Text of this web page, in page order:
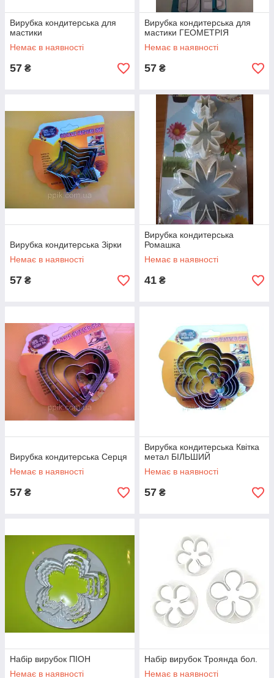
Вирубка кондитерська для
мастики
Немає в наявності
57 ₴
Вирубка кондитерська для
мастики ГЕОМЕТРІЯ
Немає в наявності
57 ₴
Вирубка кондитерська Зірки
Немає в наявності
57 ₴
Вирубка кондитерська
Ромашка
Немає в наявності
41 ₴
Вирубка кондитерська Серця
Немає в наявності
57 ₴
Вирубка кондитерська Квітка
метал БІЛЬШИЙ
Немає в наявності
57 ₴
Набір вирубок ПІОН
Немає в наявності
Набір вирубок Троянда бол.
Немає в наявності